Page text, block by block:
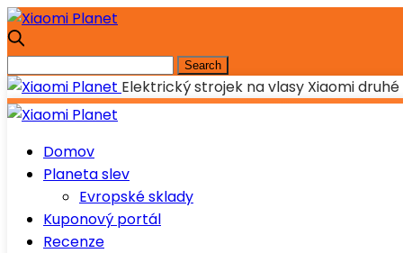
Elektrický strojek na vlasy Xiaomi
Domov
Planeta slev
Evropské sklady
Kuponový portál
Recenze